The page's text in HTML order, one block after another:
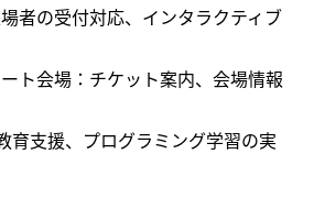
者の受付対応、インタラクティブ
ト会場：チケット案内、会場情報
育支援、プログラミング学習の実